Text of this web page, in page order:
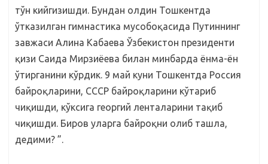
тўн кийгизишди. Бундан олдин Тошкентда
ўтказилган гимнастика мусобоқасида Путиннинг
завжаси Алина Кабаева Ўзбекистон президенти
қизи Саида Мирзиёева билан минбарда ёнма-ён
ўтирганини кўрдик. 9 май куни Тошкентда Россия
байроқларини, СССР байроқларини кўтариб
чиқишди, кўксига георгий ленталарини тақиб
чиқишди. Биров уларга байроқни олиб ташла,
дедими? ”.